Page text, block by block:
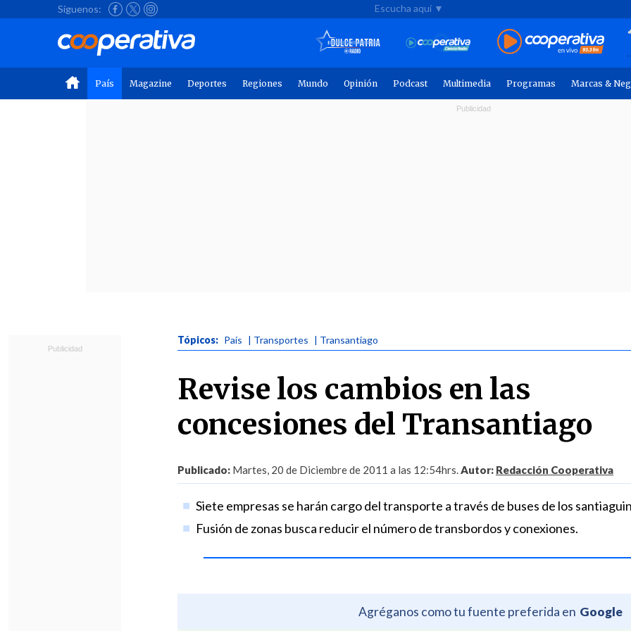
Síguenos: Escucha aquí ▼
País Magazine Deportes Regiones Mundo Opinión Podcast Multimedia Programas Marcas &
Tópicos: País | Transportes | Transantiago
Revise los cambios en las
concesiones del Transantiago
Publicado: Martes, 20 de Diciembre de 2011 a las 12:54hrs.Autor: Redacción Cooperativa
Siete empresas se harán cargo del transporte a través de buses de los
Fusión de zonas busca reducir el número de transbordos y conexiones.
Agréganos como tu fuente preferida en Google